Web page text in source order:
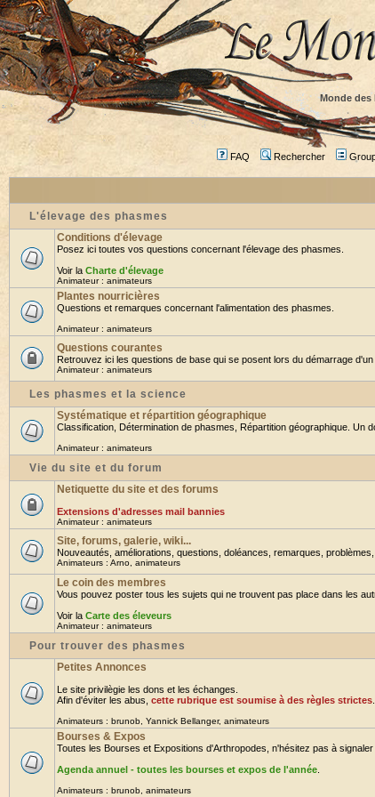
Monde des
FAQ Rechercher
L'élevage des phasmes
Conditions d'élevage
Posez ici toutes vos questions concernant l'élevage des phasmes.
Voir la Charte d'élevage
Animateur : animateurs
Plantes nourricières
Questions et remarques concernant l'alimentation des phasmes.
Animateur : animateurs
Questions courantes
Retrouvez ici les questions de base qui se posent lors du démarrage
Animateur : animateurs
Les phasmes et la science
Systématique et répartition géographique
Classification, Détermination de phasmes, Répartition géographique. Un
Animateur : animateurs
Vie du site et du forum
Netiquette du site et des forums
Extensions d'adresses mail bannies
Animateur : animateurs
Site, forums, galerie, wiki...
Nouveautés, améliorations, questions, doléances, remarques,
Animateurs : Arno animateurs
Le coin des membres
Vous pouvez poster tous les sujets qui ne trouvent pas place dans les
Voir la Carte des éleveurs
Animateur : animateurs
Pour trouver des phasmes
Petites Annonces
Le site privilègie les dons et les échanges.
Afin d'éviter les abus, cette rubrique est soumise à des règles strictes
Animateurs : brunob Yannick Bellanger, animateurs
Bourses & Expos
Toutes les Bourses et Expositions d'Arthropodes, n'hésitez pas à
Agenda annuel - toutes les bourses et expos de l'année
Animateurs : brunob animateurs